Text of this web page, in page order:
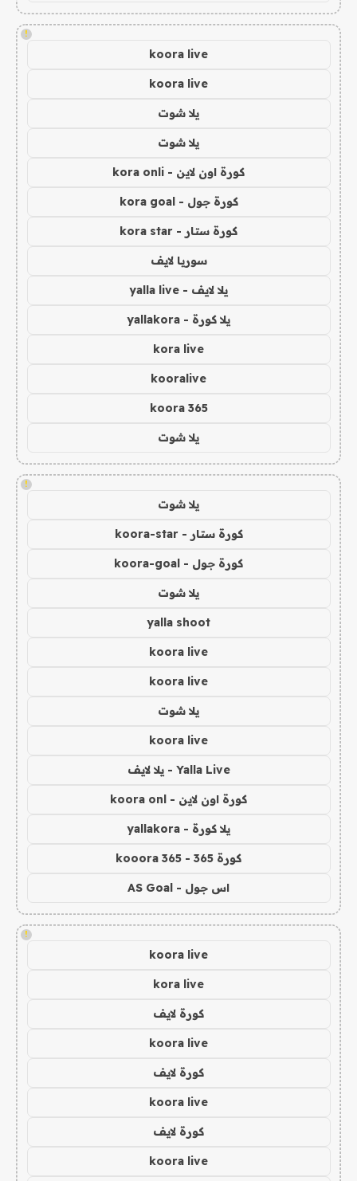
!
koora live
koora live
يلا شوت
يلا شوت
كورة اون لاين - kora onli
كورة جول - kora goal
كورة ستار - kora star
سوريا لايف
يلا لايف - yalla live
يلا كورة - yallakora
kora live
kooralive
koora 365
يلا شوت
!
يلا شوت
كورة ستار - koora-star
كورة جول - koora-goal
يلا شوت
yalla shoot
koora live
koora live
يلا شوت
koora live
Yalla Live - يلا لايف
كورة اون لاين - koora onl
يلا كورة - yallakora
كورة 365 - kooora 365
اس جول - AS Goal
!
koora live
kora live
كورة لايف
koora live
كورة لايف
koora live
كورة لايف
koora live